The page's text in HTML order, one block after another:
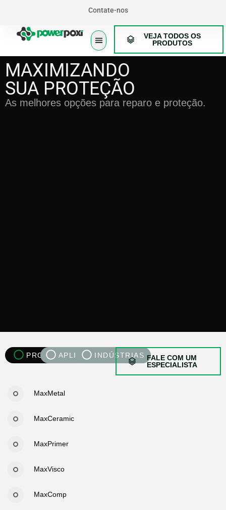
Contate-nos
VEJA TODOS OS
PRODUTOS
MAXIMIZANDO
SUA PROTEÇÃO
As melhores opções para reparo e proteção.
PRODUTOSAPLICAÇÕESINDÚSTRIAS FALE COM UM
ESPECIALISTA
MaxMetal
MaxCeramic
MaxPrimer
MaxVisco
MaxComp